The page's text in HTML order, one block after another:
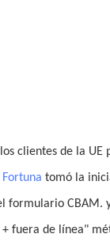
clientes de la
Fortuna tomó la
formulario
fuera de línea"